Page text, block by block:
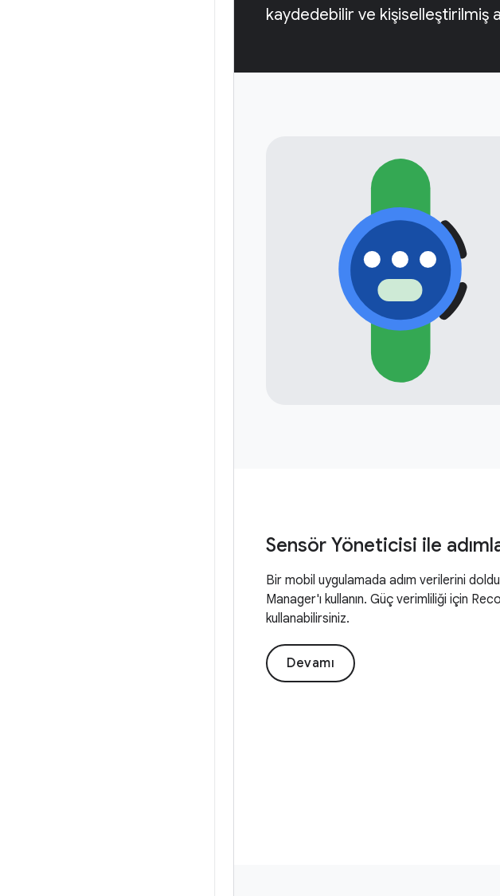
kaydedebilir ve kişiselleştirilmiş
Sensör Yöneticisi ile
Bir mobil uygulamada adım verilerini
Manager'ı kullanın. Güç verimliliği için
kullanabilirsiniz.
Devamı